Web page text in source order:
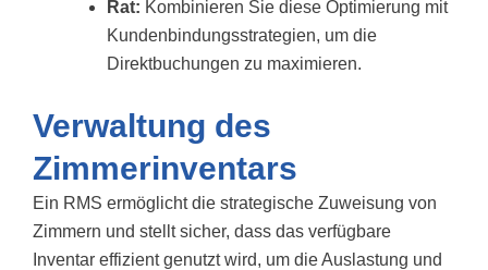
Rat: Kombinieren Sie diese Optimierung mit
Kundenbindungsstrategien, um die
Direktbuchungen zu maximieren.
Verwaltung des
Zimmerinventars
Ein RMS ermöglicht die strategische Zuweisung von
Zimmern und stellt sicher, dass das verfügbare
Inventar effizient genutzt wird, um die Auslastung und